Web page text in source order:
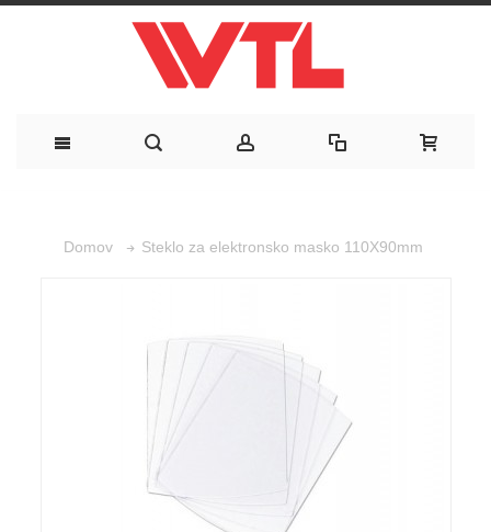
Domov Steklo za elektronsko masko 110X90mm